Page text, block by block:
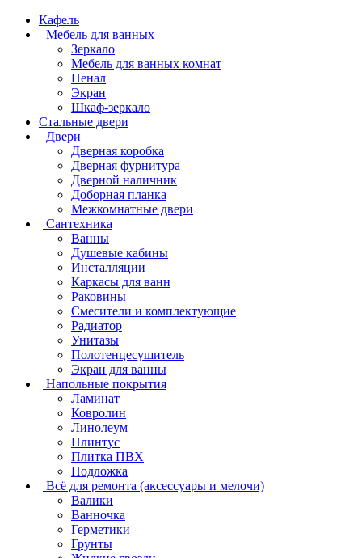
Кафель
Мебель для ванных
Зеркало
Мебель для ванных комнат
Пенал
Экран
Шкаф-зеркало
Стальные двери
Двери
Дверная коробка
Дверная фурнитура
Дверной наличник
Доборная планка
Межкомнатные двери
Сантехника
Ванны
Душевые кабины
Инсталляции
Каркасы для ванн
Раковины
Смесители и комплектующие
Радиатор
Унитазы
Полотенцесушитель
Экран для ванны
Напольные покрытия
Ламинат
Ковролин
Линолеум
Плинтус
Плитка ПВХ
Подложка
Всё для ремонта (аксессуары и мелочи)
Валики
Ванночка
Герметики
Грунты